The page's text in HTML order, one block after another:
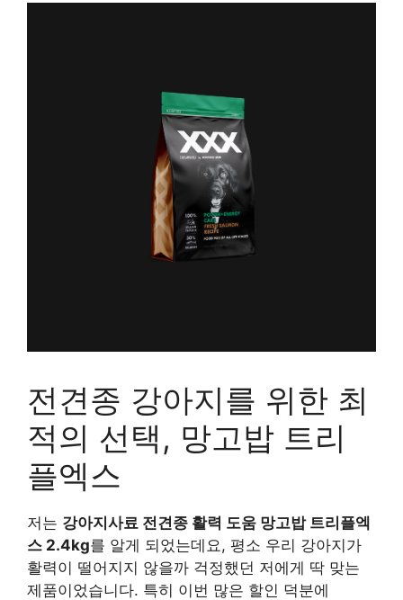
전견종 강아지를 위한 최
적의 선택, 망고밥 트리
플엑스
저는 강아지사료 전견종 활력 도움 망고밥 트리플엑
스 2.4kg를 알게 되었는데요, 평소 우리 강아지가
활력이 떨어지지 않을까 걱정했던 저에게 딱 맞는
제품이었습니다. 특히 이번 많은 할인 덕분에